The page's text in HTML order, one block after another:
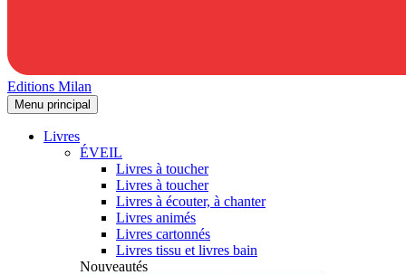
Editions Milan
Menu principal
Livres
ÉVEIL
Livres à toucher
Livres à toucher
Livres à écouter, à chanter
Livres animés
Livres cartonnés
Livres tissu et livres bain
Nouveautés